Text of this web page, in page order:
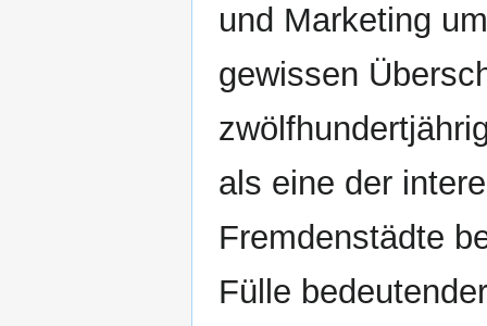
und Marketing
gewissen
als eine der
Fremdenstädte
Fülle